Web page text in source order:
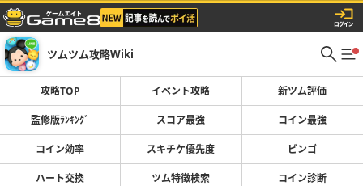
ツムツム攻略Wiki
攻略TOP イベント攻略 新ツム評価
監修版ﾗﾝｷﾝｸﾞ スコア最強 コイン最強
コイン効率 スキチケ優先度 ビンゴ
ハート交換 ツム特徴検索 コイン診断